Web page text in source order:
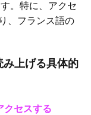
。特に、アクセ
、フランス語の
み上げる具体的
クセスする